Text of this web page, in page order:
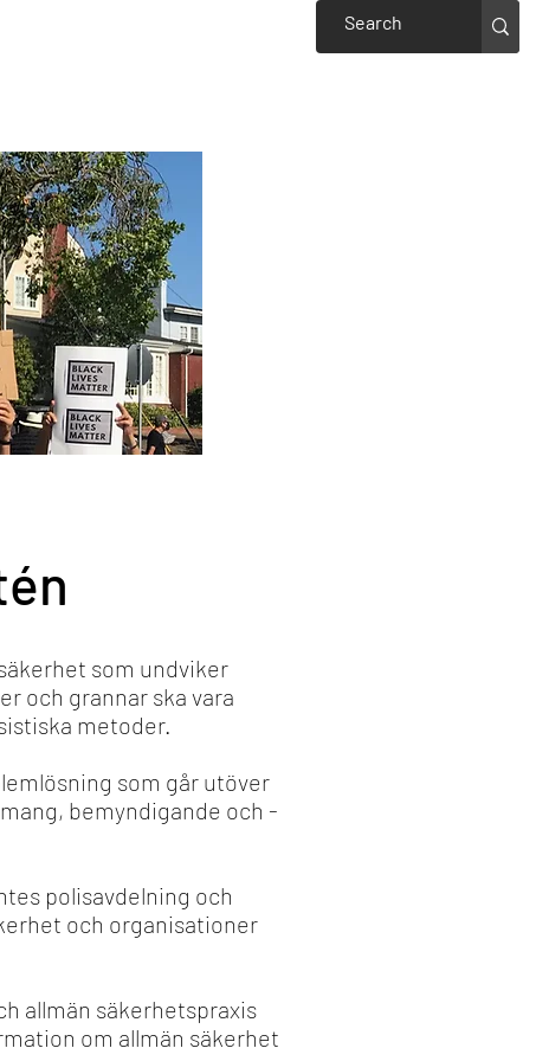
som undviker
och grannar ska vara
metoder.
som går utöver
bemyndigande och -
polisavdelning och
och organisationer
allmän säkerhetspraxis
om allmän säkerhet